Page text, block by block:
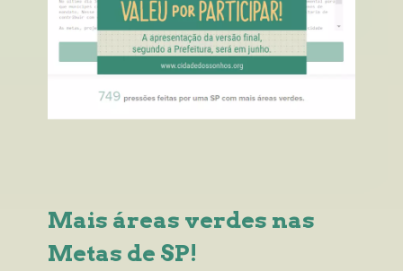
Mais áreas verdes nas
Metas de SP!